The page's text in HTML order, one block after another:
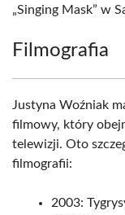
„Singing Mask” w
Filmografia
Justyna Woźniak
filmowy, który
telewizji. Oto
filmografii:
2003: